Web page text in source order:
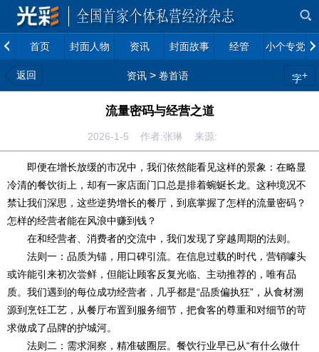
首页 封面人物 资讯 封面故事 经管 小个专党建
返回 资讯 > 卷首语 字+
流量密码与经营之道
2026-1-5 作者:张琳 来源:
即便在增长放缓的市况中，我们依然能看见这样的景象：在略显
冷清的餐饮街上，却有一家店面门口总是排着蜿蜒长龙。这种境况不
禁让我们深思，这些逆势增长的餐厅，到底掌握了怎样的流量密码？
怎样的经营者能在风浪中赚到钱？
在和经营者、消费者的交流中，我们发现了穿越周期的法则。
法则一：品质为锚，用口碑引流。在信息过载的时代，营销噱头
或许能引来初次尝鲜，但能让顾客反复光临、主动推荐的，唯有品
质。我们遇到的每位成功经营者，几乎都是“品质偏执狂”，从食材溯
源到烹饪工艺，从餐厅布置到服务细节，把食客的尊重和对细节的苛
求做成了品牌的护城河。
法则二：需求洞察，精准破圈层。餐饮行业早已从“有什么做什